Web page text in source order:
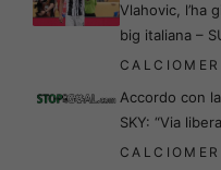
Vlahovic, l’ha
big italiana –
Accordo con
SKY: “Via